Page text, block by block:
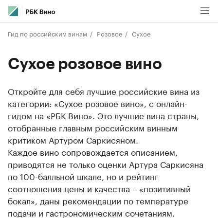
Гид по российским винам Розовое Сухое
Сухое розовое вино
Откройте для себя лучшие российские вина из
категории: «Сухое розовое вино», с онлайн-
гидом на «РБК Вино». Это лучшие вина страны,
отобранные главным российским винным
критиком Артуром Саркисяном.
Каждое вино сопровождается описанием,
приводятся не только оценки Артура Саркисяна
по 100-балльной шкале, но и рейтинг
соотношения цены и качества – «позитивный
бокал», даны рекомендации по температуре
подачи и гастрономическим сочетаниям.